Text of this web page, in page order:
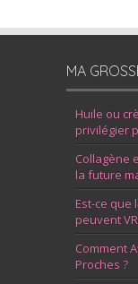
MA
Huile ou
privilégier
Collagène
la future
Est-ce que
peuvent
Comment
Proches ?